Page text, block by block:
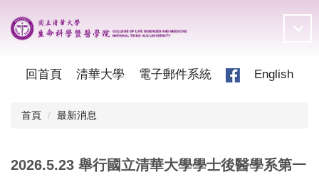
到
主
回首頁 清華大學 電子郵件系統 English
首頁 最新消息
2026.5.23 舉行國立清華大學學士後醫學系第一